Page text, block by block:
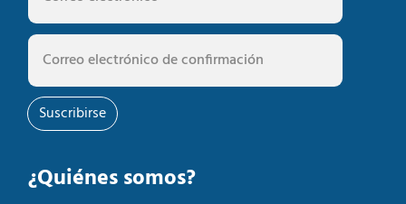
Suscribirse
¿Quiénes somos?